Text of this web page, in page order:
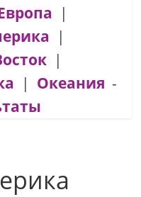
|
|
|
| Океания -